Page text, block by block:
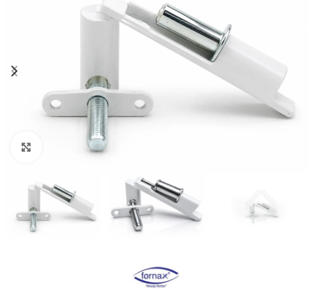
Click to enlarge